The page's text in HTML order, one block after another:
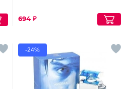
694 ₽
-24%